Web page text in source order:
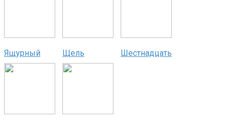
Ящурный Щель Шестнадцать